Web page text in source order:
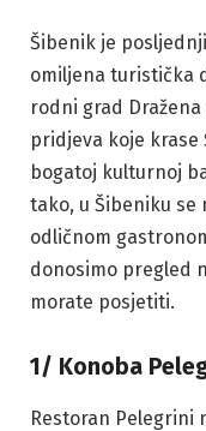
Šibenik je
omiljena turistička
rodni grad
pridjeva koje krase
bogatoj kulturnoj
tako, u Šibeniku
odličnom
donosimo pregled
morate posjetiti.
1/ Konoba
Restoran Pelegrini